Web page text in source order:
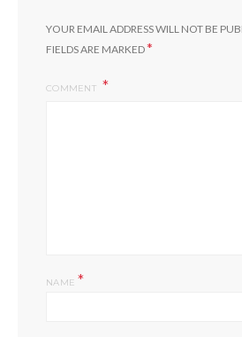
YOUR EMAIL ADDRESS WILL NOT BE
FIELDS ARE MARKED*
COMMENT
NAME*